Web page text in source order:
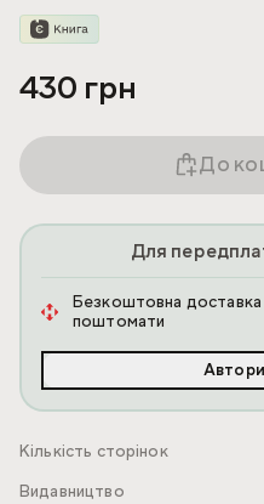
430 грн
До
Для
Безкоштовна доставка
поштомати
Кількість сторінок
Видавництво